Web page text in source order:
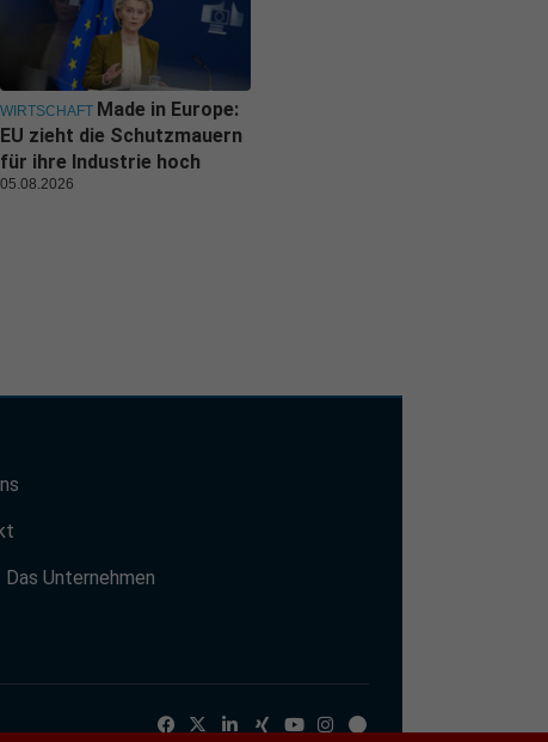
WIRTSCHAFT Made in Europe:
EU zieht die Schutzmauern
für ihre Industrie hoch
05.08.2026
Das Unternehmen